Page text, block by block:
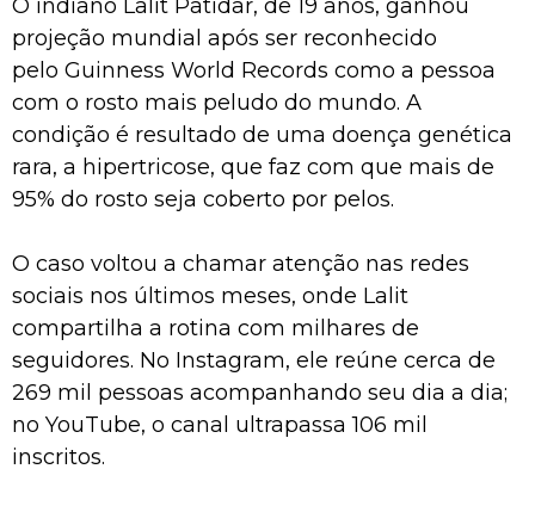
O indiano Lalit Patidar, de 19 anos, ganhou
projeção mundial após ser reconhecido
pelo Guinness World Records como a pessoa
com o rosto mais peludo do mundo. A
condição é resultado de uma doença genética
rara, a hipertricose, que faz com que mais de
95% do rosto seja coberto por pelos.
O caso voltou a chamar atenção nas redes
sociais nos últimos meses, onde Lalit
compartilha a rotina com milhares de
seguidores. No Instagram, ele reúne cerca de
269 mil pessoas acompanhando seu dia a dia;
no YouTube, o canal ultrapassa 106 mil
inscritos.